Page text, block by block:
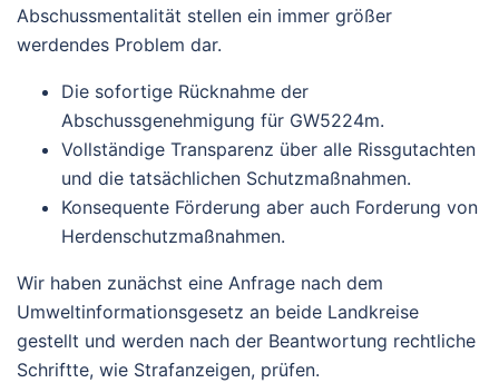
Abschussmentalität stellen ein immer größer
werdendes Problem dar.
Die sofortige Rücknahme der
Abschussgenehmigung für GW5224m.
Vollständige Transparenz über alle Rissgutachten
und die tatsächlichen Schutzmaßnahmen.
Konsequente Förderung aber auch Forderung von
Herdenschutzmaßnahmen.
Wir haben zunächst eine Anfrage nach dem
Umweltinformationsgesetz an beide Landkreise
gestellt und werden nach der Beantwortung rechtliche
Schriftte, wie Strafanzeigen, prüfen.